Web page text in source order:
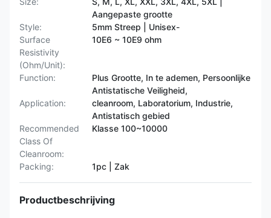
Aangepaste grootte
Style:
5mm Streep | Unisex-
Surface
Resistivity
(Ohm/Unit):
10E6 ~ 10E9 ohm
Function:
Plus Grootte, In te ademen, Persoonlijke
Antistatische Veiligheid,
Application:
cleanroom, Laboratorium, Industrie,
Antistatisch gebied
Recommended
Class Of
Cleanroom:
Klasse 100~10000
Packing: 1pc | Zak
Productbeschrijving